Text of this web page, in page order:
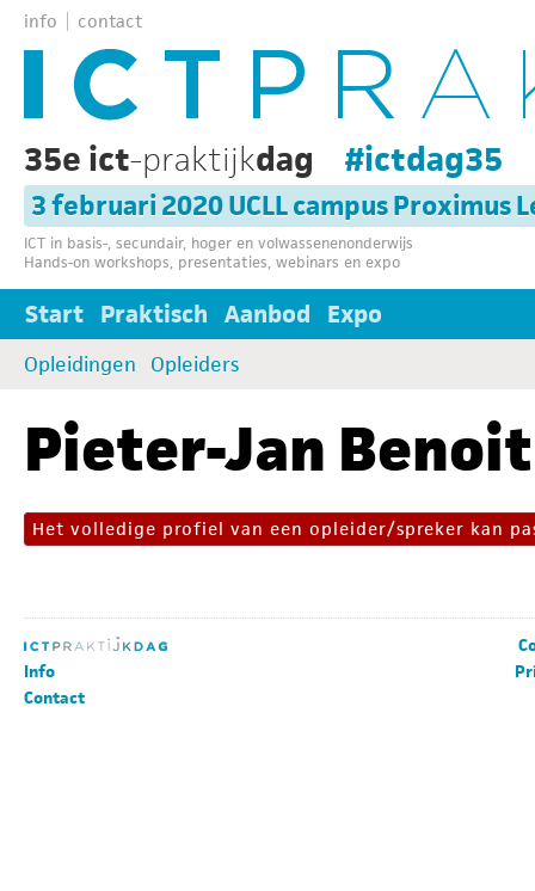
info contact
35e ict-praktijkdag #ictdag35
3 februari 2020 UCLL campus Proximus
ICT in basis-, secundair, hoger en volwassenenonderwijs
Hands-on workshops, presentaties, webinars en expo
Start Praktisch Aanbod Expo
Opleidingen Opleiders
Pieter-Jan Benoit
Het volledige profiel van een opleider/spreker kan
Info
Contact